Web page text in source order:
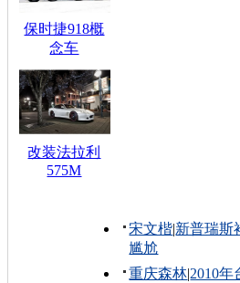
保时捷918概
念车
改装法拉利
575M
宋文楷|新普瑞斯
尴尬
重庆森林|2010年